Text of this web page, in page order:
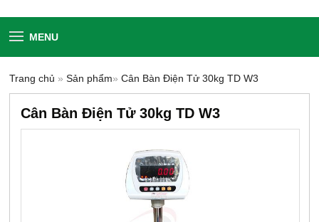
MENU
Trang chủ »Sản phẩm»Cân Bàn Điện Tử 30kg TD W3
Cân Bàn Điện Tử 30kg TD W3